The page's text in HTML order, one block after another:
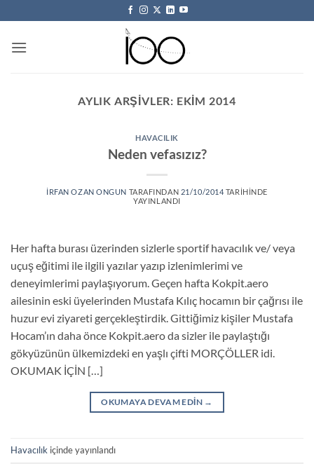
atla
AYLIK ARŞIVLER: EKIM 2014
HAVACILIK
Neden vefasızız?
İRFAN OZAN ONGUN TARAFINDAN 21/10/2014TARIHINDE
YAYINLANDI
Her hafta burası üzerinden sizlerle sportif havacılık ve/ veya
uçuş eğitimi ile ilgili yazılar yazıp izlenimlerimi ve
deneyimlerimi paylaşıyorum. Geçen hafta Kokpit.aero
ailesinin eski üyelerinden Mustafa Kılıç hocamın bir çağrısı ile
huzur evi ziyareti gerçekleştirdik. Gittiğimiz kişiler Mustafa
Hocam’ın daha önce Kokpit.aero da sizler ile paylaştığı
gökyüzünün ülkemizdeki en yaşlı çifti MORÇÖLLER idi.
OKUMAK İÇİN […]
OKUMAYA DEVAM EDIN →
Havacılık içinde yayınlandı